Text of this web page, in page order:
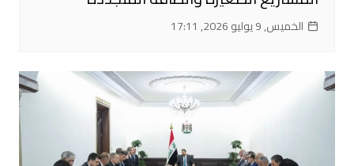
الخميس, 9 يوليو 2026, 17:11